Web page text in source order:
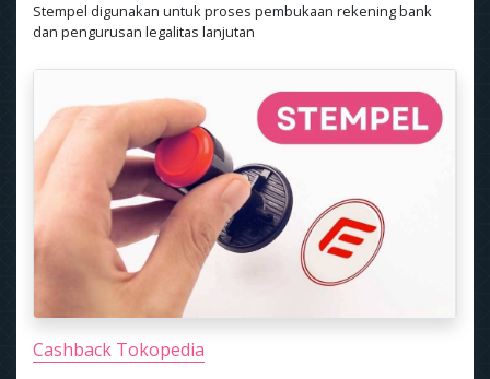
Stempel digunakan untuk proses pembukaan rekening bank
dan pengurusan legalitas lanjutan
Cashback Tokopedia